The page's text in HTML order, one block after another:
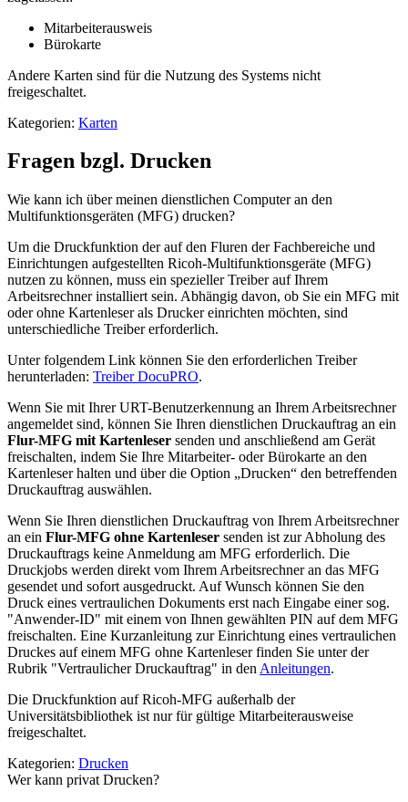
Mitarbeiterausweis
Bürokarte
Andere Karten sind für die Nutzung des Systems nicht
freigeschaltet.
Kategorien: Karten
Fragen bzgl. Drucken
Wie kann ich über meinen dienstlichen Computer an den
Multifunktionsgeräten (MFG) drucken?
Um die Druckfunktion der auf den Fluren der Fachbereiche und
Einrichtungen aufgestellten Ricoh-Multifunktionsgeräte (MFG)
nutzen zu können, muss ein spezieller Treiber auf Ihrem
Arbeitsrechner installiert sein. Abhängig davon, ob Sie ein MFG mit
oder ohne Kartenleser als Drucker einrichten möchten, sind
unterschiedliche Treiber erforderlich.
Unter folgendem Link können Sie den erforderlichen Treiber
herunterladen: Treiber DocuPRO.
Wenn Sie mit Ihrer URT-Benutzerkennung an Ihrem Arbeitsrechner
angemeldet sind, können Sie Ihren dienstlichen Druckauftrag an ein
Flur-MFG mit Kartenleser senden und anschließend am Gerät
freischalten, indem Sie Ihre Mitarbeiter- oder Bürokarte an den
Kartenleser halten und über die Option „Drucken“ den betreffenden
Druckauftrag auswählen.
Wenn Sie Ihren dienstlichen Druckauftrag von Ihrem Arbeitsrechner
an ein Flur-MFG ohne Kartenleser senden ist zur Abholung des
Druckauftrags keine Anmeldung am MFG erforderlich. Die
Druckjobs werden direkt vom Ihrem Arbeitsrechner an das MFG
gesendet und sofort ausgedruckt. Auf Wunsch können Sie den
Druck eines vertraulichen Dokuments erst nach Eingabe einer sog.
"Anwender-ID" mit einem von Ihnen gewählten PIN auf dem MFG
freischalten. Eine Kurzanleitung zur Einrichtung eines vertraulichen
Druckes auf einem MFG ohne Kartenleser finden Sie unter der
Rubrik "Vertraulicher Druckauftrag" in den Anleitungen.
Die Druckfunktion auf Ricoh-MFG außerhalb der
Universitätsbibliothek ist nur für gültige Mitarbeiterausweise
freigeschaltet.
Kategorien: Drucken
Wer kann privat Drucken?